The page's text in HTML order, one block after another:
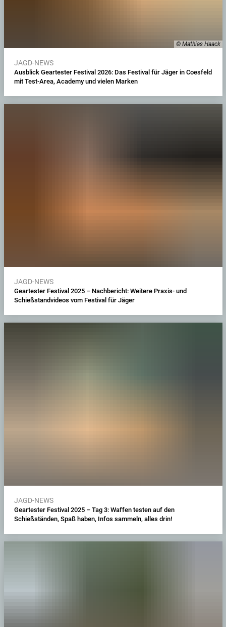
© Mathias Haack
JAGD-NEWS
Ausblick Geartester Festival 2026: Das Festival für Jäger in Coesfeld
mit Test-Area, Academy und vielen Marken
JAGD-NEWS
Geartester Festival 2025 – Nachbericht: Weitere Praxis- und
Schießstandvideos vom Festival für Jäger
JAGD-NEWS
Geartester Festival 2025 – Tag 3: Waffen testen auf den
Schießständen, Spaß haben, Infos sammeln, alles drin!